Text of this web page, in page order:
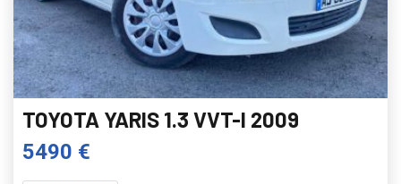
TOYOTA YARIS 1.3 VVT-I 2009
5490 €